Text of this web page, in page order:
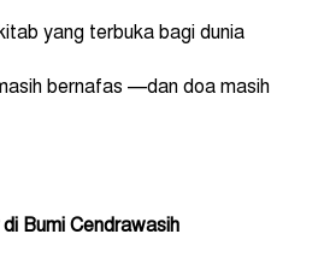
yang terbuka bagi dunia
bernafas —dan doa masih
Bumi Cendrawasih